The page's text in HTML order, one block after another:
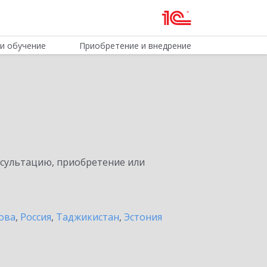
обучение Приобретение и внедрение
приобретение или
, Россия, Таджикистан, Эстония